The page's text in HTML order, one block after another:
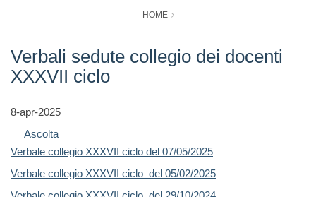
HOME
Verbali sedute collegio dei docenti
XXXVII ciclo
8-apr-2025
Ascolta
Verbale collegio XXXVII ciclo del 07/05/2025
Verbale collegio XXXVII ciclo del 05/02/2025